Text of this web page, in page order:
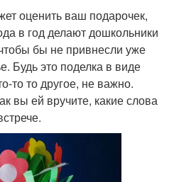
оценить ваш подарочек,
в год делают дошкольники
бы не привнесли уже
Будь это поделка в виде
то то другое, не важно.
вы ей вручите, какие слова